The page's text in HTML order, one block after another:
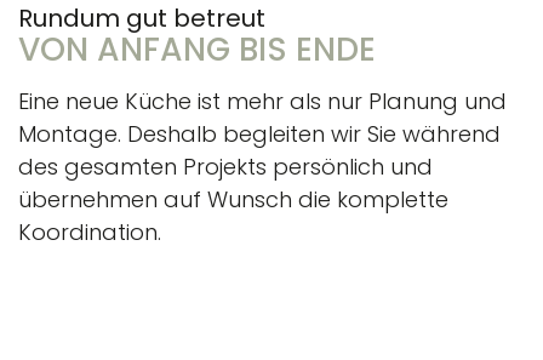
Rundum gut betreut
VON ANFANG BIS ENDE
Eine neue Küche ist mehr als nur Planung und
Montage. Deshalb begleiten wir Sie während
des gesamten Projekts persönlich und
übernehmen auf Wunsch die komplette
Koordination.